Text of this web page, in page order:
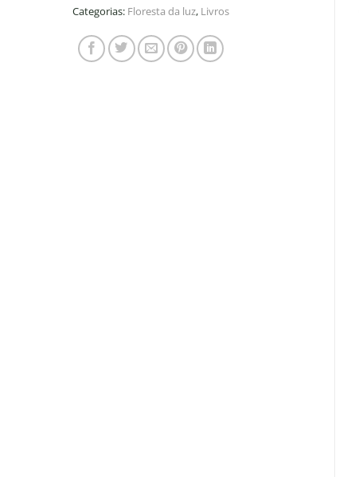
Categorias: Floresta da luz, Livros